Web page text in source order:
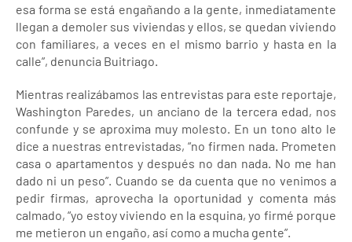
esa forma se está engañando a la gente, inmediatamente
llegan a demoler sus viviendas y ellos, se quedan viviendo
con familiares, a veces en el mismo barrio y hasta en la
calle”, denuncia Buitriago.
Mientras realizábamos las entrevistas para este reportaje,
Washington Paredes, un anciano de la tercera edad, nos
confunde y se aproxima muy molesto. En un tono alto le
dice a nuestras entrevistadas, “no firmen nada. Prometen
casa o apartamentos y después no dan nada. No me han
dado ni un peso”. Cuando se da cuenta que no venimos a
pedir firmas, aprovecha la oportunidad y comenta más
calmado, “yo estoy viviendo en la esquina, yo firmé porque
me metieron un engaño, así como a mucha gente”.